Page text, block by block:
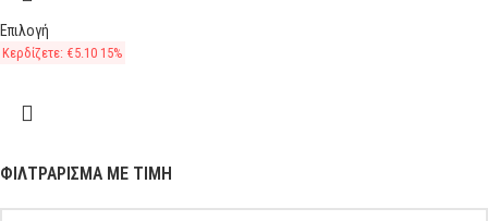
ΦΙΛΤΡΆΡΙΣΜΑ ΜΕ ΤΙΜΉ
Επιλογή
Κερδίζετε: €5.10 15%